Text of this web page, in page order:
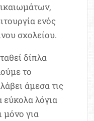
ενός
σχολείου.
δίπλα
το
άμεσα τις
εύκολα λόγια
μόνο για